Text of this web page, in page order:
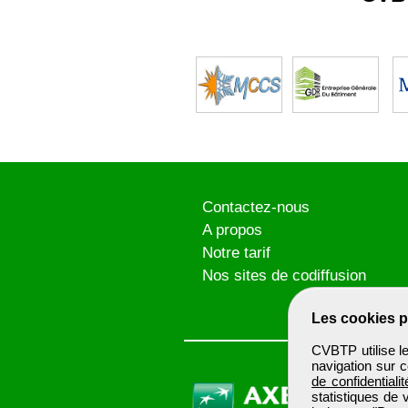
Les cookies
CVBTP utilise
navigation sur
de
statistiques de
Contactez-nous
A propos
Notre tarif
Nos sites de codiffusion